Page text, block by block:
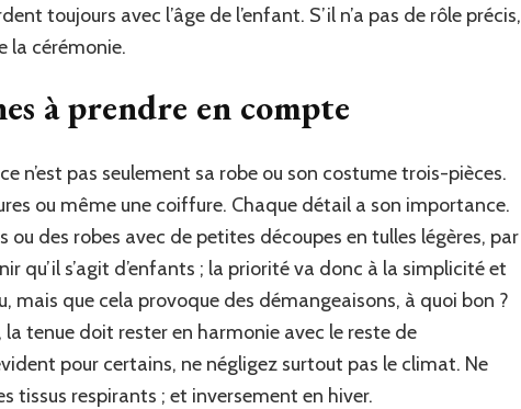
toujours avec l’âge de l’enfant. S’il n’a pas de rôle précis,
la cérémonie.
à prendre en compte
n’est pas seulement sa robe ou son costume trois-pièces.
ou même une coiffure. Chaque détail a son importance.
ou des robes avec de petites découpes en tulles légères, par
qu’il s’agit d’enfants ; la priorité va donc à la simplicité et
mais que cela provoque des démangeaisons, à quoi bon ?
tenue doit rester en harmonie avec le reste de
pour certains, ne négligez surtout pas le climat. Ne
tissus respirants ; et inversement en hiver.